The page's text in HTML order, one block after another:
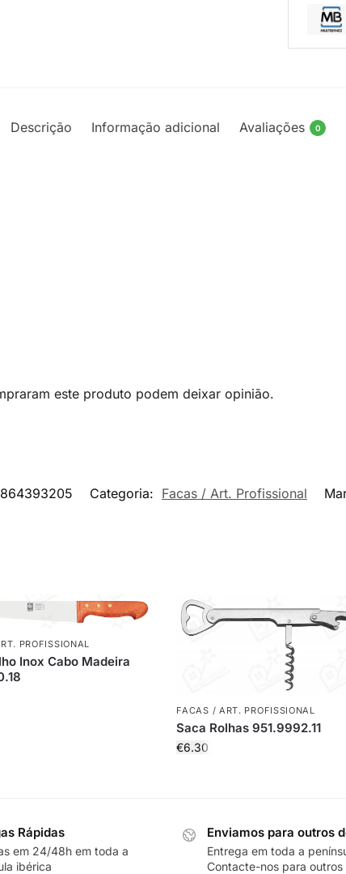
Descrição Informação adicional Avaliações 0
este produto podem deixar opinião.
Categoria: Facas / Art. Profissional
PROFISSIONAL
Inox Cabo Madeira
FACAS / ART. PROFISSIONAL
Saca Rolhas 951.9992.11
€6.30
Rápidas
em 24/48h em toda a
ibérica
Enviamos para outros
Entrega em toda a
Contacte-nos para outros